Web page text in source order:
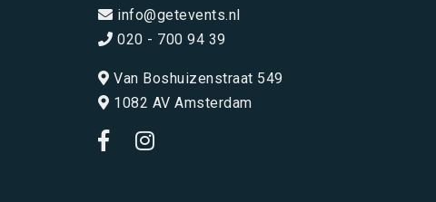
info@getevents.nl
020 - 700 94 39
Van Boshuizenstraat 549
1082 AV Amsterdam